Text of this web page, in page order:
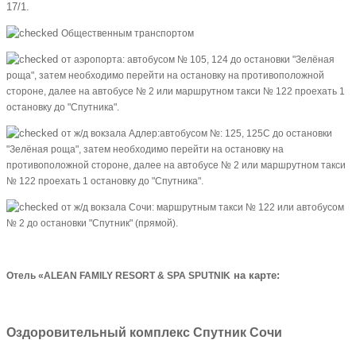
17/1.
Общественным транспортом
от аэропорта: автобусом № 105, 124 до остановки "Зелёная
роща", затем необходимо перейти на остановку на противоположной
стороне, далее на автобусе № 2 или маршрутном такси № 122 проехать 1
остановку до "Спутника".
от ж/д вокзала Адлер:автобусом №: 125, 125С до остановки
"Зелёная роща", затем необходимо перейти на остановку на
противоположной стороне, далее на автобусе № 2 или маршрутном такси
№ 122 проехать 1 остановку до "Спутника".
от ж/д вокзала Сочи: маршрутным такси № 122 или автобусом
№ 2 до остановки "Спутник" (прямой).
Отель «ALEAN FAMILY RESORT & SPA SPUTNIK на карте:
Оздоровительный комплекс Спутник Сочи